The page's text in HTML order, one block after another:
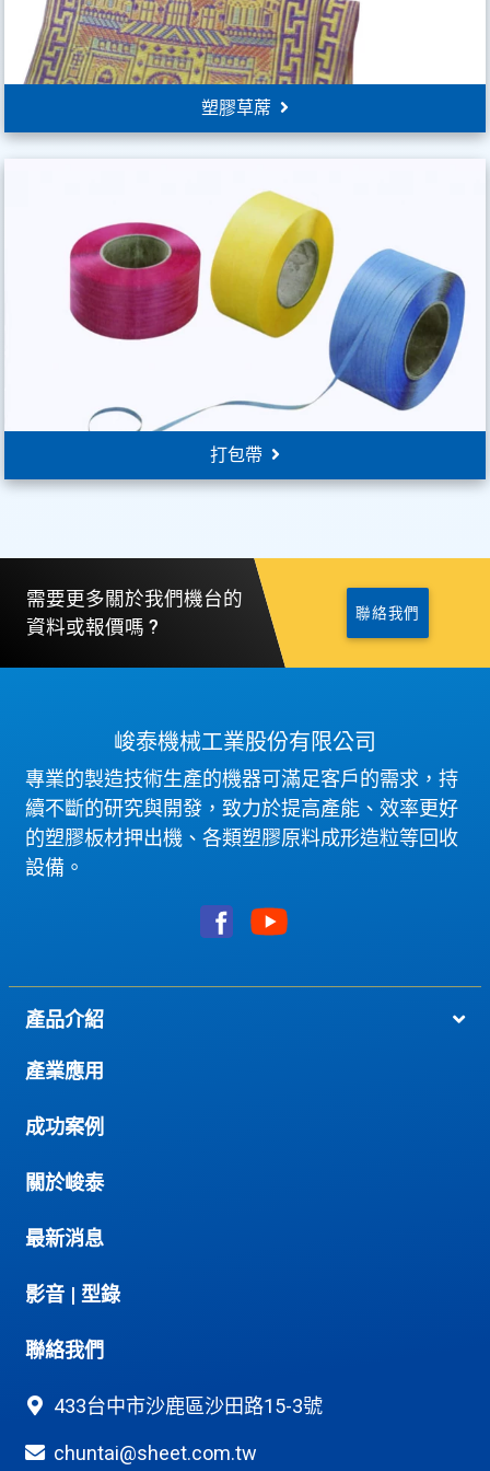
塑膠草蓆
打包帶
需要更多關於我們機台的
資料或報價嗎 ?
聯絡我們
峻泰機械工業股份有限公司
專業的製造技術生產的機器可滿足客戶的需求，持
續不斷的研究與開發，致力於提高產能、效率更好
的塑膠板材押出機、各類塑膠原料成形造粒等回收
設備。
產品介紹
產業應用
成功案例
關於峻泰
最新消息
影音 | 型錄
聯絡我們
433台中市沙鹿區沙田路15-3號
chuntai@sheet.com.tw